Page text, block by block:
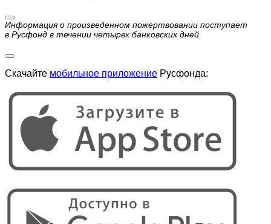
Информация о произведенном пожертвовании поступает
в Русфонд в течении четырех банковских дней.
Скачайте мобильное приложение Русфонда: